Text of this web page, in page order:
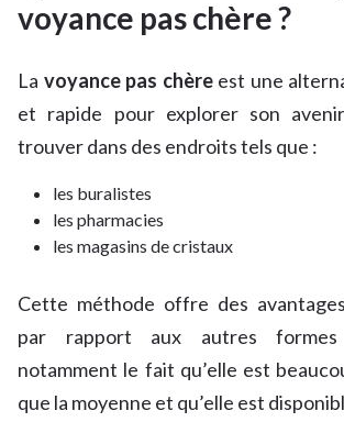
voyance pas chère ?
La voyance pas chèreest une
et rapide pour explorer son
trouver dans des endroits tels que :
les buralistes
les pharmacies
les magasins de cristaux
Cette méthode offre des
par rapport aux autres formes
notamment le fait qu’elle est
que la moyenne et qu’elle est